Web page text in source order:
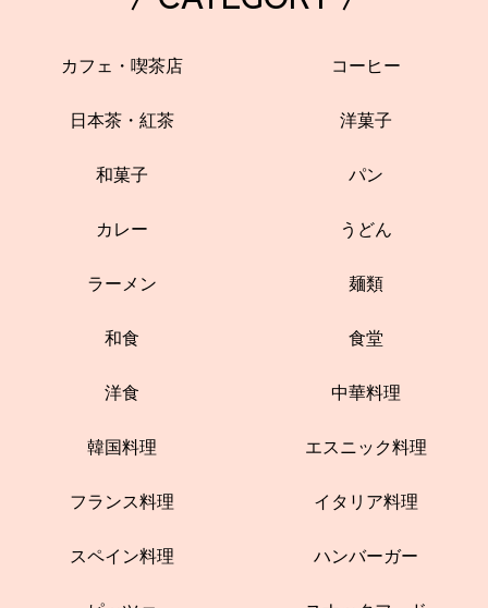
カフェ・喫茶店 コーヒー
日本茶・紅茶 洋菓子
和菓子 パン
カレー うどん
ラーメン 麺類
和食 食堂
洋食 中華料理
韓国料理 エスニック料理
フランス料理 イタリア料理
スペイン料理 ハンバーガー